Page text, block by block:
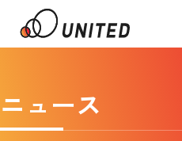
ニュース